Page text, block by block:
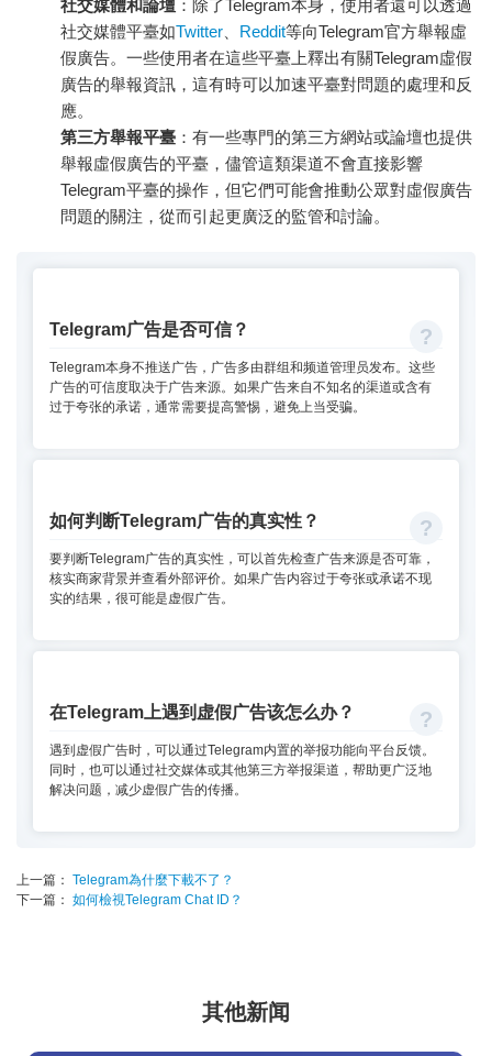
社交媒體和論壇 ：除了Telegram本身，使用者還可以透過
社交媒體平臺如Twitter Reddit等向Telegram官方舉報虛
假廣告。一些使用者在這些平臺上釋出有關Telegram虛假
廣告的舉報資訊，這有時可以加速平臺對問題的處理和反
應。
第三方舉報平臺 ：有一些專門的第三方網站或論壇也提供
舉報虛假廣告的平臺，儘管這類渠道不會直接影響
Telegram平臺的操作，但它們可能會推動公眾對虛假廣告
問題的關注，從而引起更廣泛的監管和討論。
Telegram广告是否可信？
Telegram本身不推送广告，广告多由群组和频道管理员发布。这些
广告的可信度取决于广告来源。如果广告来自不知名的渠道或含有
过于夸张的承诺，通常需要提高警惕，避免上当受骗。
如何判断Telegram广告的真实性？
要判断Telegram广告的真实性，可以首先检查广告来源是否可靠，
核实商家背景并查看外部评价。如果广告内容过于夸张或承诺不现
实的结果，很可能是虚假广告。
在Telegram上遇到虚假广告该怎么办？
遇到虚假广告时，可以通过Telegram内置的举报功能向平台反馈。
同时，也可以通过社交媒体或其他第三方举报渠道，帮助更广泛地
解决问题，减少虚假广告的传播。
上一篇： Telegram為什麼下載不了？
下一篇： 如何檢視Telegram Chat ID？
其他新闻